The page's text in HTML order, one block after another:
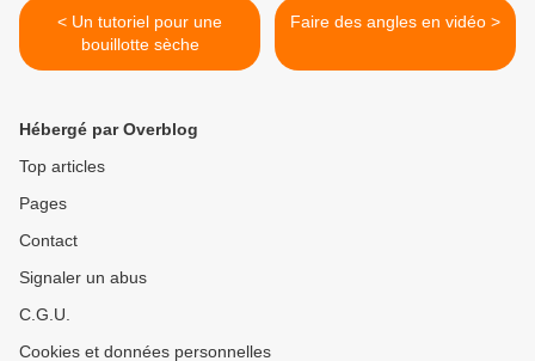
< Un tutoriel pour une
bouillotte sèche
Faire des angles en vidéo >
Hébergé par Overblog
Top articles
Pages
Contact
Signaler un abus
C.G.U.
Cookies et données personnelles